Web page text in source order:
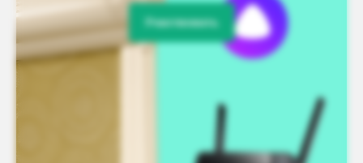
Участвовать